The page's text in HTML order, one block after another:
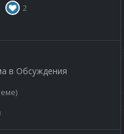
2
в Обсуждения